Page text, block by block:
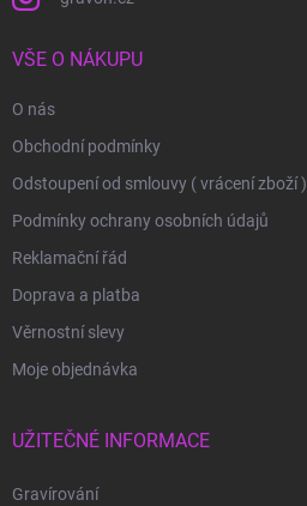
VŠE O NÁKUPU
O nás
Obchodní podmínky
Odstoupení od smlouvy ( vrácení zboží )
Podmínky ochrany osobních údajů
Reklamační řád
Doprava a platba
Věrnostní slevy
Moje objednávka
UŽITEČNÉ INFORMACE
Gravírování